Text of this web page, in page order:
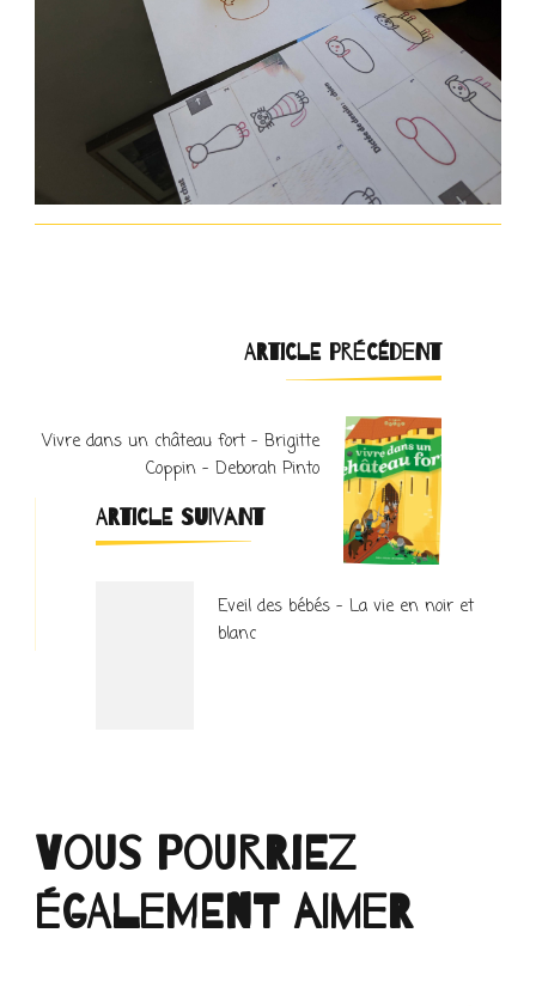
Navigation
d'article
ARTICLE PRÉCÉDENT
Vivre dans un château fort – Brigitte
Coppin – Deborah Pinto
ARTICLE SUIVANT
Eveil des bébés – La vie en noir et
blanc
Vous pourriez
également aimer